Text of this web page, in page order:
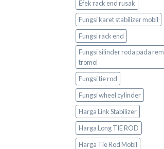
Efek rack end rusak
Fungsi karet stabilizer mobil
Fungsi rack end
Fungsi silinder roda pada rem
tromol
Fungsi tie rod
Fungsi wheel cylinder
Harga Link Stabilizer
Harga Long TIE ROD
Harga Tie Rod Mobil